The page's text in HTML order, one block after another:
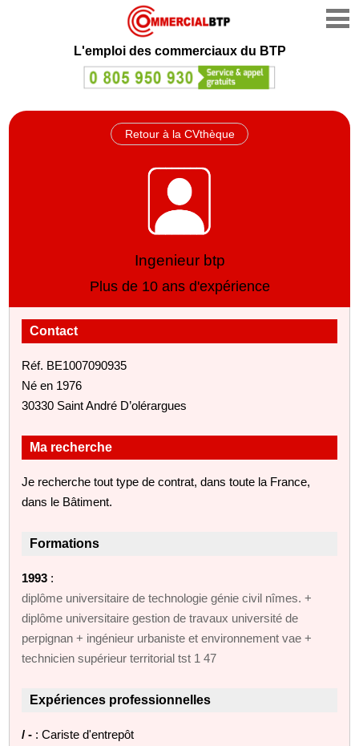
L'emploi des commerciaux du BTP
Retour à la CVthèque
Ingenieur btp
Plus de 10 ans d'expérience
Contact
Réf. BE1007090935
Né en 1976
30330 Saint André D’olérargues
Ma recherche
Je recherche tout type de contrat, dans toute la France,
dans le Bâtiment.
Formations
1993 :
diplôme universitaire de technologie génie civil nîmes. +
diplôme universitaire gestion de travaux université de
perpignan + ingénieur urbaniste et environnement vae +
technicien supérieur territorial tst 1 47
Expériences professionnelles
/ - : Cariste d'entrepôt